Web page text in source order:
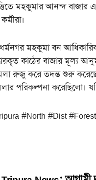
মহকুমার আনন্দ বাজার
মহকুমা বন
কাঠের বাজার মূল্য
রুজু করে তদন্ত শুরু করেছে
পরিকল্পনা করেছিলো।
#North #Dist